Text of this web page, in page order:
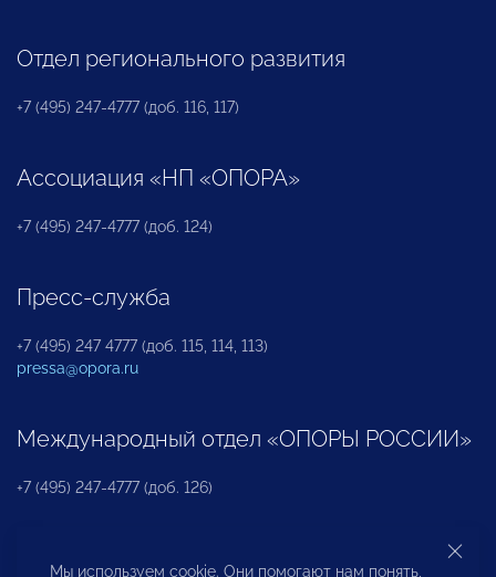
Отдел регионального развития
+7 (495) 247-4777 (доб. 116, 117)
Ассоциация «НП «ОПОРА»
+7 (495) 247-4777 (доб. 124)
Пресс-служба
+7 (495) 247 4777 (доб. 115, 114, 113)
pressa@opora.ru
Международный отдел «ОПОРЫ РОССИИ»
+7 (495) 247-4777 (доб. 126)
Бюро по защите прав предпринимателей и
Мы используем cookie. Они помогают нам понять,